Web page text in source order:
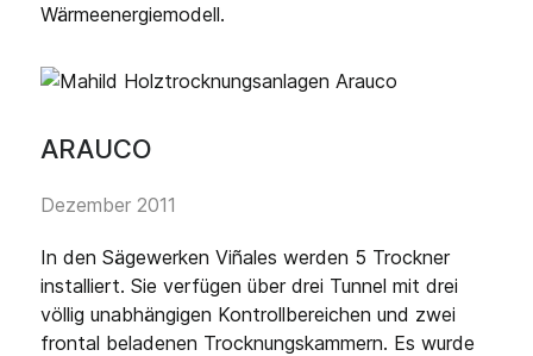
Wärmeenergiemodell.
ARAUCO
Dezember 2011
In den Sägewerken Viñales werden 5 Trockner
installiert. Sie verfügen über drei Tunnel mit drei
völlig unabhängigen Kontrollbereichen und zwei
frontal beladenen Trocknungskammern. Es wurde